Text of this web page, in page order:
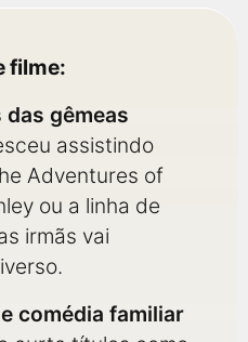
filme:
gêmeas
assistindo
Adventures of
ou a linha de
irmãs vai
comédia familiar